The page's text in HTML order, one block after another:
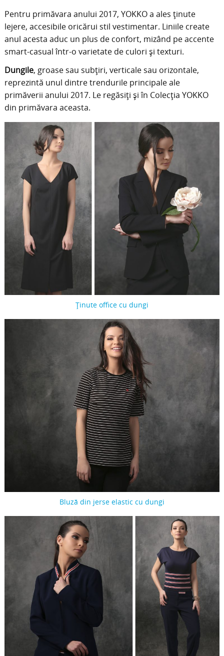
Pentru primăvara anului 2017, YOKKO a ales ținute
lejere, accesibile oricărui stil vestimentar. Liniile create
anul acesta aduc un plus de confort, mizând pe accente
smart-casual într-o varietate de culori și texturi.
Dungile, groase sau subțiri, verticale sau orizontale,
reprezintă unul dintre trendurile principale ale
primăverii anului 2017. Le regăsiți și în Colecția YOKKO
din primăvara aceasta.
Ținute office cu dungi
Bluză din jerse elastic cu dungi